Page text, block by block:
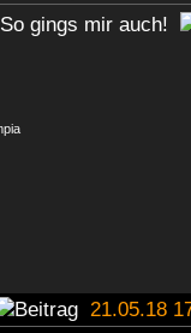
So gings mir auch!
21.05.18